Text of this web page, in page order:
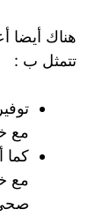
هناك أيضا
تتمثل ب :
مع
كما
مع